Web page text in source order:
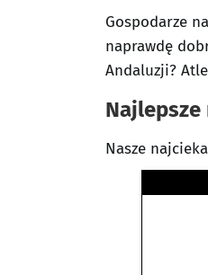
Gospodarze
naprawdę
Andaluzji?
Nasze